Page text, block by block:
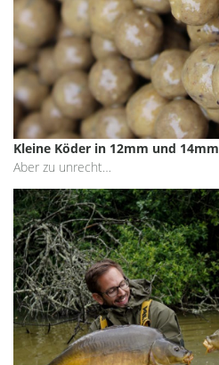
Kleine Köder in 12mm und 14mm
Aber zu unrecht…